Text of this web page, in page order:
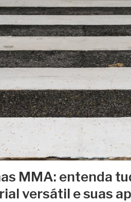
MMA: entenda
versátil e suas